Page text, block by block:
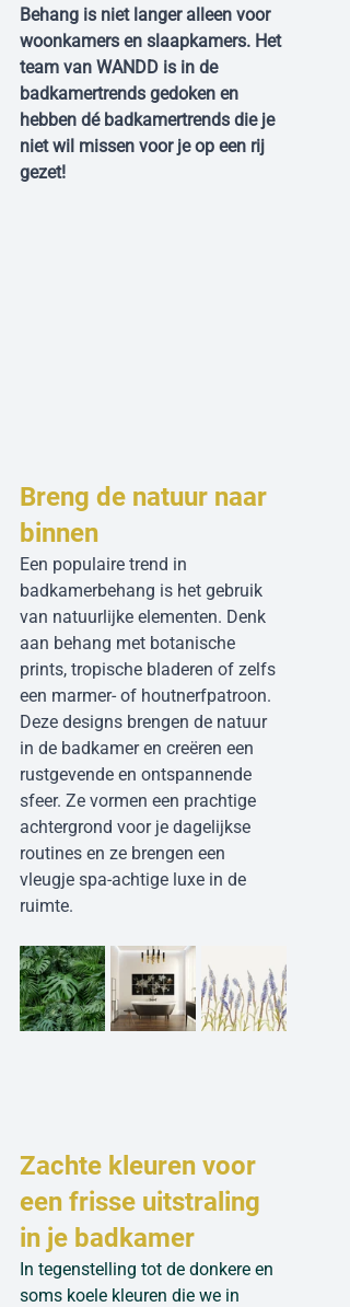
Behang is niet langer alleen voor
woonkamers en slaapkamers. Het
team van WANDD is in de
badkamertrends gedoken en
hebben dé badkamertrends die je
niet wil missen voor je op een rij
gezet!
Breng de natuur naar
binnen
Een populaire trend in
badkamerbehang is het gebruik
van natuurlijke elementen. Denk
aan behang met botanische
prints, tropische bladeren of zelfs
een marmer- of houtnerfpatroon.
Deze designs brengen de natuur
in de badkamer en creëren een
rustgevende en ontspannende
sfeer. Ze vormen een prachtige
achtergrond voor je dagelijkse
routines en ze brengen een
vleugje spa-achtige luxe in de
ruimte.
Zachte kleuren voor
een frisse uitstraling
in je badkamer
In tegenstelling tot de donkere en
soms koele kleuren die we in